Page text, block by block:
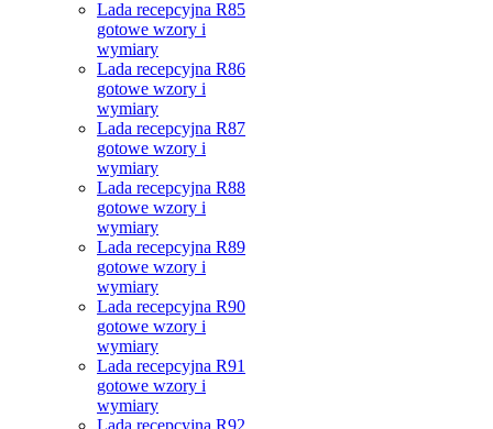
Lada recepcyjna R85
gotowe wzory i
wymiary
Lada recepcyjna R86
gotowe wzory i
wymiary
Lada recepcyjna R87
gotowe wzory i
wymiary
Lada recepcyjna R88
gotowe wzory i
wymiary
Lada recepcyjna R89
gotowe wzory i
wymiary
Lada recepcyjna R90
gotowe wzory i
wymiary
Lada recepcyjna R91
gotowe wzory i
wymiary
Lada recepcyjna R92